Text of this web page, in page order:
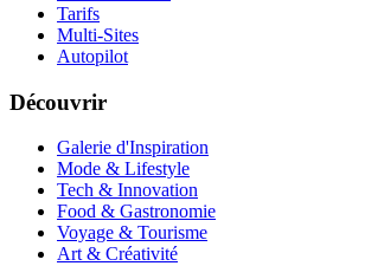
Tarifs
Multi-Sites
Autopilot
Découvrir
Galerie d'Inspiration
Mode & Lifestyle
Tech & Innovation
Food & Gastronomie
Voyage & Tourisme
Art & Créativité